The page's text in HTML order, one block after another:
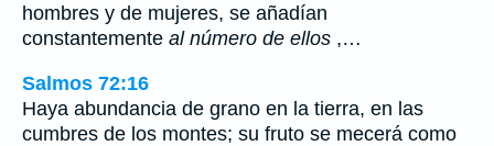
hombres y de mujeres, se añadían
constantemente al número de ellos ,…
Salmos 72:16
Haya abundancia de grano en la tierra, en las
cumbres de los montes; su fruto se mecerá como